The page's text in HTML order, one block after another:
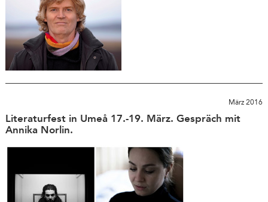
März 2016
Literaturfest in Umeå 17.-19. März. Gespräch mit
Annika Norlin.